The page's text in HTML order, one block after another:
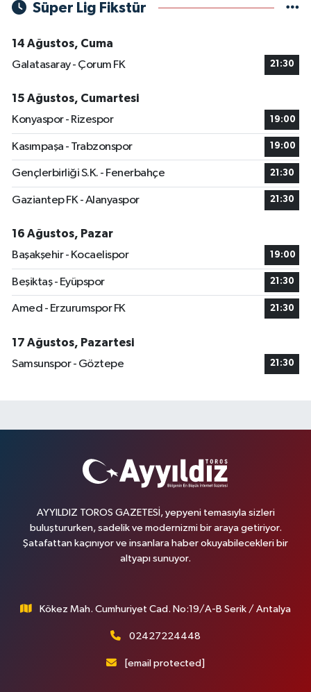
Süper Lig Fikstür
14 Ağustos, Cuma
Galatasaray - Çorum FK
21:30
15 Ağustos, Cumartesi
Konyaspor - Rizespor
19:00
Kasımpaşa - Trabzonspor 19:00
Gençlerbirliği S.K. - Fenerbahçe 21:30
Gaziantep FK - Alanyaspor 21:30
16 Ağustos, Pazar
Başakşehir - Kocaelispor
19:00
Beşiktaş - Eyüpspor 21:30
Amed - Erzurumspor FK 21:30
17 Ağustos, Pazartesi
Samsunspor - Göztepe
21:30
AYYILDIZ TOROS GAZETESİ, yepyeni temasıyla sizleri
buluştururken, sadelik ve modernizmi bir araya getiriyor.
Şatafattan kaçınıyor ve insanlara haber okuyabilecekleri bir
altyapı sunuyor.
Kökez Mah. Cumhuriyet Cad. No:19/A-B Serik / Antalya
02427224448
[email protected]